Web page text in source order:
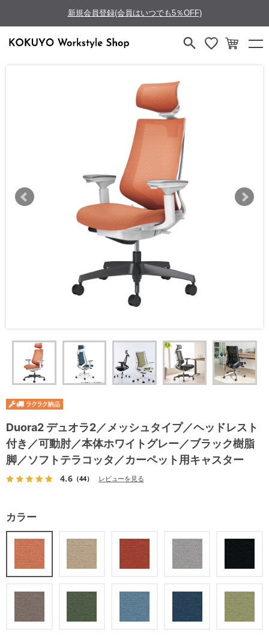
新規会員登録(会員はいつでも5％OFF)
Duora2 デュオラ2／メッシュタイプ／ヘッドレスト
付き／可動肘／本体ホワイトグレー／ブラック樹脂
脚／ソフトテラコッタ／カーペット用キャスター
4.6（44） レビューを見る
カラー